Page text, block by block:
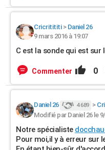
Cricritititi> Daniel 26
9 mars 2016 à 19:07
C est la sonde qui est sur
Commenter 0
Daniel 26 4 689 >
Modifié par Daniel 26 le
Notre spécialiste
Pour moi,il y à erreur sur